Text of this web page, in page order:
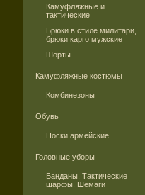
Камуфляжные и
тактические
Брюки в стиле милитари,
брюки карго мужские
Шорты
Камуфляжные костюмы
Комбинезоны
Обувь
Носки армейские
Головные уборы
Банданы. Тактические
шарфы. Шемаги